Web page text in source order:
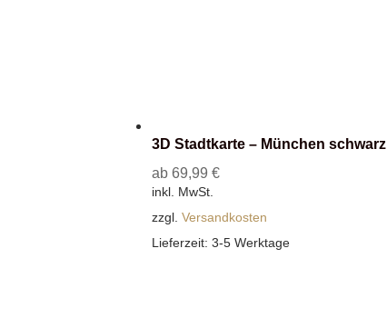
3D Stadtkarte – München schwarz
ab69,99€
inkl. MwSt.
zzgl.Versandkosten
Lieferzeit:3-5 Werktage